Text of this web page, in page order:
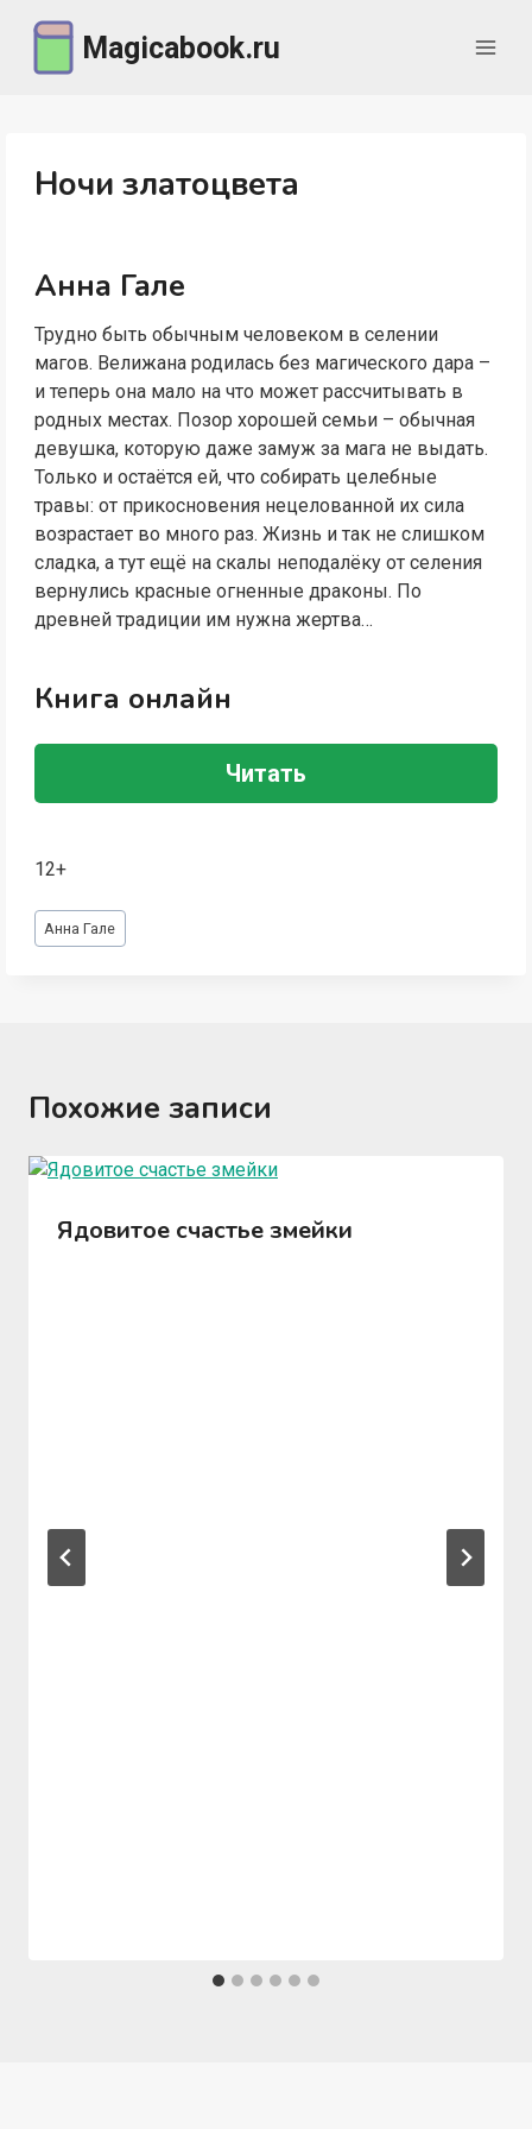
содержимому
Magicabook.ru
Ночи златоцвета
Анна Гале
Трудно быть обычным человеком в селении
магов. Велижана родилась без магического дара –
и теперь она мало на что может рассчитывать в
родных местах. Позор хорошей семьи – обычная
девушка, которую даже замуж за мага не выдать.
Только и остаётся ей, что собирать целебные
травы: от прикосновения нецелованной их сила
возрастает во много раз. Жизнь и так не слишком
сладка, а тут ещё на скалы неподалёку от селения
вернулись красные огненные драконы. По
древней традиции им нужна жертва…
Книга онлайн
Читать
12+
Метки
записи:
Анна Гале
Похожие записи
Ядовитое счастье змейки